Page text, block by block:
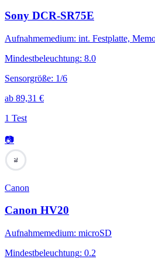
Sony DCR-SR75E
Aufnahmemedium: int. Festplatte,
Mindestbeleuchtung: 8.0
Sensorgröße: 1/6
ab 89,31 €
1 Test
📷
78
Canon
Canon HV20
Aufnahmemedium: microSD
Mindestbeleuchtung: 0.2